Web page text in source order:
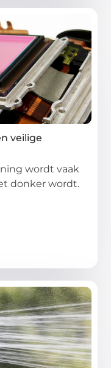
veilige
wordt vaak
donker wordt.